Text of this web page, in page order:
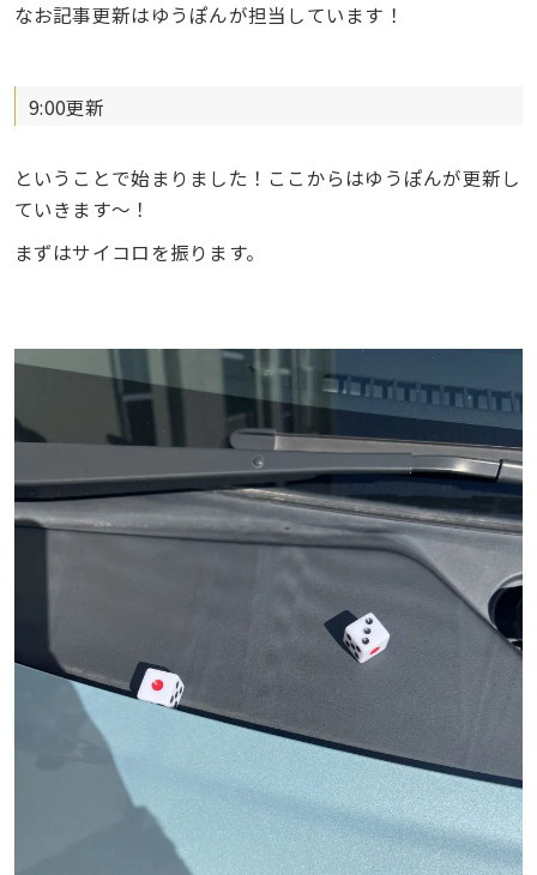
なお記事更新はゆうぽんが担当しています！
9:00更新
ということで始まりました！ここからはゆうぽんが更新し
ていきます〜！
まずはサイコロを振ります。